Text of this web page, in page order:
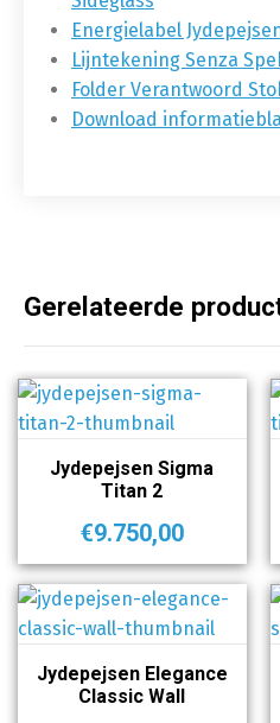
Energielabel
Lijntekening Senza
Folder Verantwoord
Download
Gerelateerde
Jydepejsen Sigma
Titan 2
€9.750,00
Jydepejsen Elegance
Classic Wall